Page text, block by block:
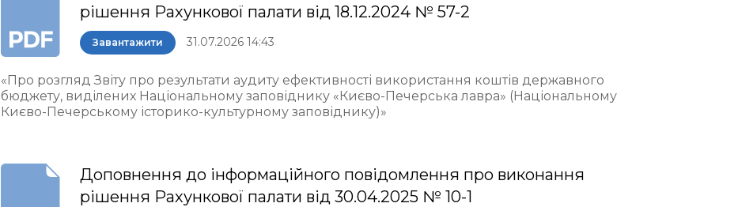
рішення Рахункової палати від 18.12.2024 № 57-2
Завантажити 31.07.2026 14:43
«Про розгляд Звіту про результати аудиту ефективності використання коштів державного
бюджету, виділених Національному заповіднику «Києво-Печерська лавра» (Національному
Києво-Печерському історико-культурному заповіднику)»
Доповнення до інформаційного повідомлення про виконання
рішення Рахункової палати від 30.04.2025 № 10-1